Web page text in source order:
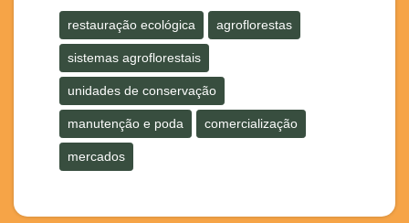
restauração ecológica agroflorestas
sistemas agroflorestais
unidades de conservação
manutenção e poda comercialização
mercados